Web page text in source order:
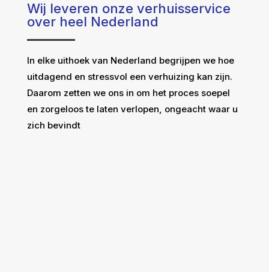
Wij leveren onze verhuisservice
over heel Nederland
In elke uithoek van Nederland begrijpen we hoe
uitdagend en stressvol een verhuizing kan zijn.
Daarom zetten we ons in om het proces soepel
en zorgeloos te laten verlopen, ongeacht waar u
zich bevindt